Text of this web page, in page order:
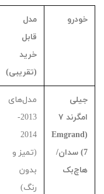
خودرو
مدل
قابل
خرید
(تقریبی)
جیلی
امگرند ۷
(
Emgrand
7) سدان/
هاچ‌بک
مدل‌های
2013-
2014
(تمیز و
بدون
رنگ)